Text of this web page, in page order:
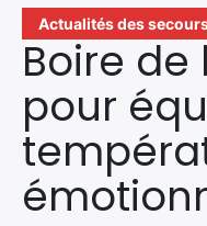
Actualités des
Boire de
pour
Actualités des Secours
Santé & Bien-être
A propos de Nous
Contactez-nous
Politique de